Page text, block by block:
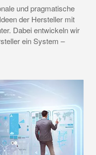
und pragmatische
der Hersteller mit
Dabei entwickeln wir
ein System –